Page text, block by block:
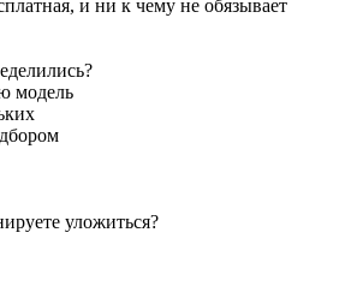
и ни к чему не обязывает
модель
уложиться?